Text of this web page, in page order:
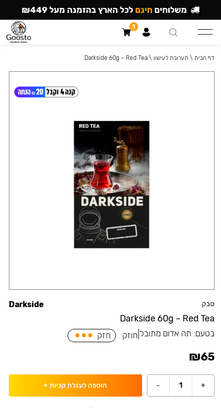
טבק
Darkside 60g – Red Tea
Darkside
בטעם: תה אדום מתובל חוזק חזק
₪65
+
1
- הוספה לעגלת קניות +
דף הבית \ תערובת לעישון \
Darkside 60g – Red Tea
משלוחים חינם לכל הארץ בהזמנה מעל ₪449
1